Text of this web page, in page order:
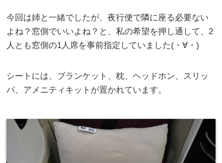
今回は姉と一緒でしたが、夜行便で隣に座る必要ない
よね？窓側でいいよね？と、私の希望を押し通して、2
人とも窓側の1人席を事前指定していました(・∀・)
シートには、ブランケット、枕、ヘッドホン、スリッ
パ、アメニティキットが置かれています。